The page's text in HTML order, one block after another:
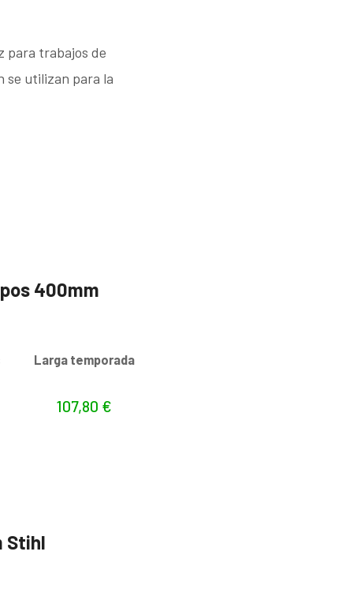
para trabajos de
se utilizan para la
400mm
Larga temporada
107,80 €
Stihl